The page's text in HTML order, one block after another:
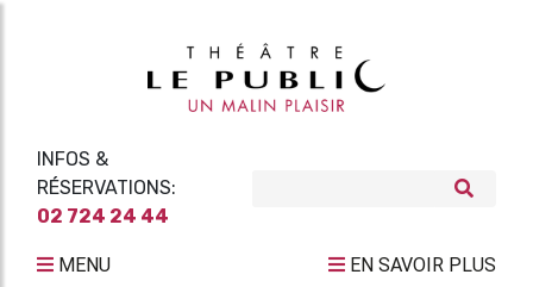
INFOS &
RÉSERVATIONS:
02 724 24 44
MENU EN SAVOIR PLUS